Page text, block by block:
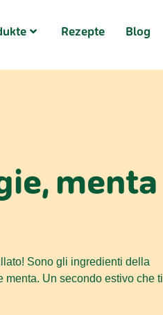
Rezepte Blog
menta
Sono gli ingredienti della
menta. Un secondo estivo che ti